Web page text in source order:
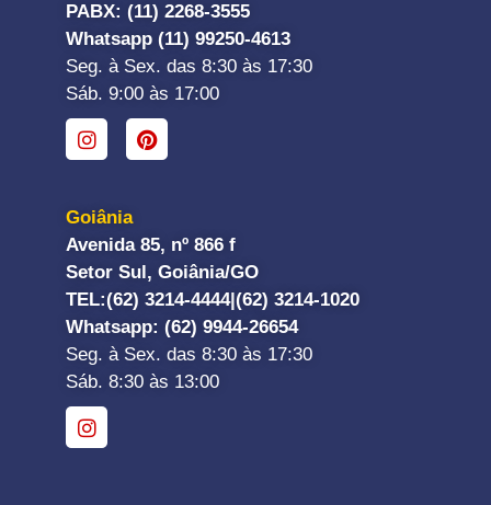
PABX: (11) 2268-3555
Whatsapp (11) 99250-4613
Seg. à Sex. das 8:30 às 17:30
Sáb. 9:00 às 17:00
Goiânia
Avenida 85, nº 866 f
Setor Sul, Goiânia/GO
TEL:(62) 3214-4444| (62) 3214-1020
Whatsapp: (62) 9944-26654
Seg. à Sex. das 8:30 às 17:30
Sáb. 8:30 às 13:00